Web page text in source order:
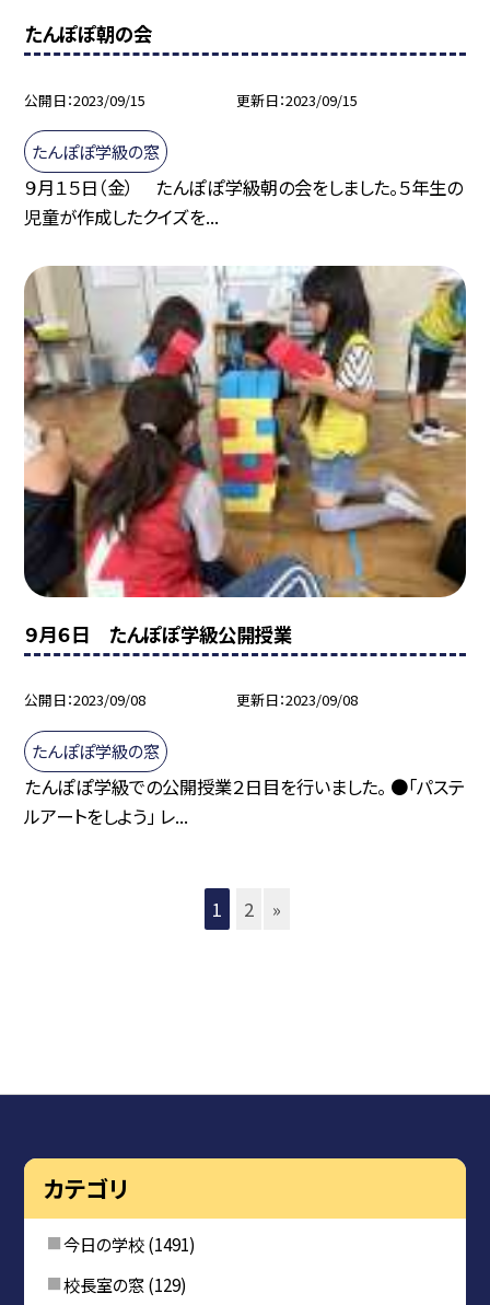
たんぽぽ朝の会
公開日 2023/09/15 更新日 2023/09/15
たんぽぽ学級の窓
９月１５日（金） たんぽぽ学級朝の会をしました。５年生の
児童が作成したクイズを...
９月６日 たんぽぽ学級公開授業
公開日 2023/09/08 更新日 2023/09/08
たんぽぽ学級の窓
たんぽぽ学級での公開授業２日目を行いました。 ●「パステ
ルアートをしよう」 レ...
1 2 »
カテゴリ
今日の学校(1491)
校長室の窓(129)